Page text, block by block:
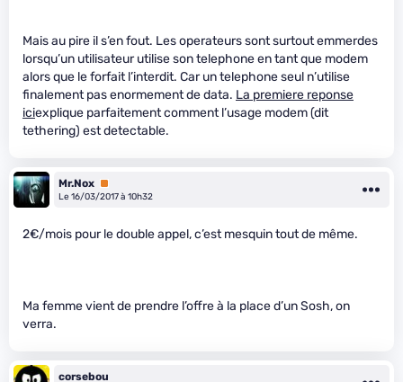
Mais au pire il s’en fout. Les operateurs sont surtout emmerdes
lorsqu’un utilisateur utilise son telephone en tant que modem
alors que le forfait l’interdit. Car un telephone seul n’utilise
finalement pas enormement de data. La premiere reponse
iciexplique parfaitement comment l’usage modem (dit
tethering) est detectable.
Mr.Nox Premium
Le 16/03/2017 à 10h32
2€/mois pour le double appel, c’est mesquin tout de même.
Ma femme vient de prendre l’offre à la place d’un Sosh, on
verra.
corsebou